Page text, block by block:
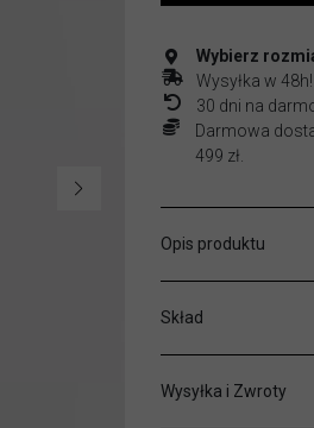
Wybierz
Wysyłka w 48h!
30 dni na
Darmowa
499 zł.
Opis produktu
Skład
Wysyłka i Zwroty